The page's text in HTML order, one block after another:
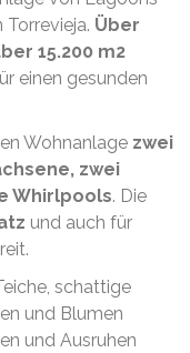
Über
15.200 m2
einen gesunden
Wohnanlage zwei
zwei
Whirlpools. Die
und auch für
schattige
und Blumen
und Ausruhen